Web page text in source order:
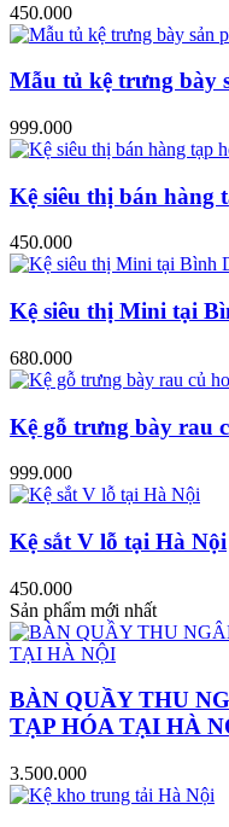
450.000
Mẫu tủ kệ trưng bày
999.000
Kệ siêu thị bán hàng
450.000
Kệ siêu thị Mini tại
680.000
Kệ gỗ trưng bày rau
999.000
Kệ sắt V lỗ tại Hà Nội
450.000
Sản phẩm mới nhất
BÀN QUẦY THU
TẠP HÓA TẠI HÀ
3.500.000